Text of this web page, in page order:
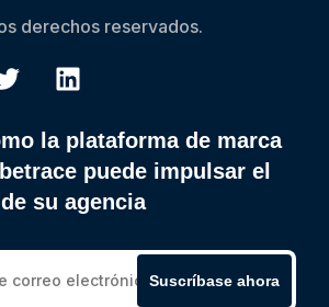
derechos reservados.
la plataforma de marca
puede impulsar el
su agencia
Suscríbase ahora